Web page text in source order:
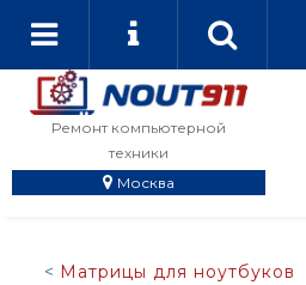
Ремонт компьютерной
техники
Москва
Матрицы для ноутбуков